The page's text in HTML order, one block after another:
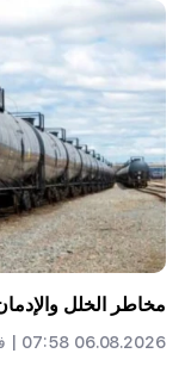
مخاطر الخلل
06.08.2026 07:58 |